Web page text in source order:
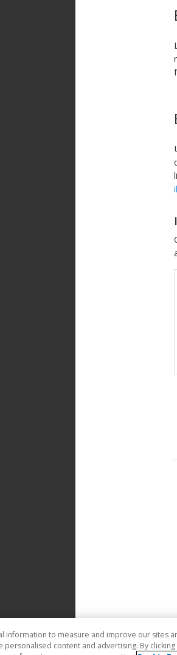
information to measure and improve our sites
personalised content and advertising. By